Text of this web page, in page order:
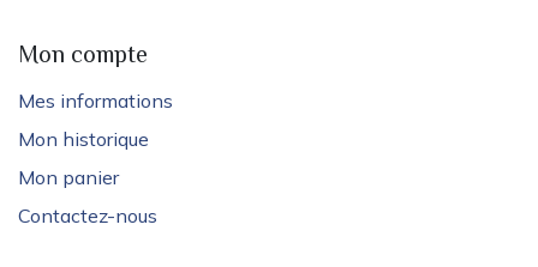
Mon compte
Mes informations
Mon historique
Mon panier
Contactez-nous